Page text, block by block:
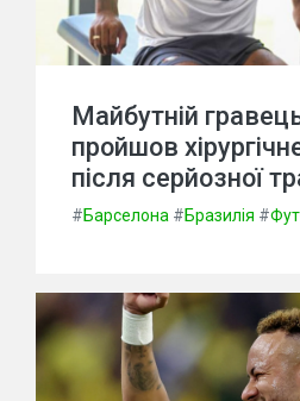
Майбутній
пройшов
після серйозної
#Барселона #Бразилія #